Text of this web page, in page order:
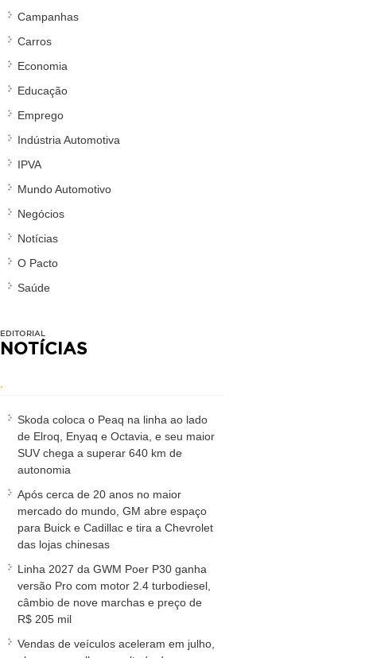
Campanhas
Carros
Economia
Educação
Emprego
Indústria Automotiva
IPVA
Mundo Automotivo
Negócios
Notícias
O Pacto
Saúde
EDITORIAL
NOTÍCIAS
.
Skoda coloca o Peaq na linha ao lado
de Elroq, Enyaq e Octavia, e seu maior
SUV chega a superar 640 km de
autonomia
Após cerca de 20 anos no maior
mercado do mundo, GM abre espaço
para Buick e Cadillac e tira a Chevrolet
das lojas chinesas
Linha 2027 da GWM Poer P30 ganha
versão Pro com motor 2.4 turbodiesel,
câmbio de nove marchas e preço de
R$ 205 mil
Vendas de veículos aceleram em julho,